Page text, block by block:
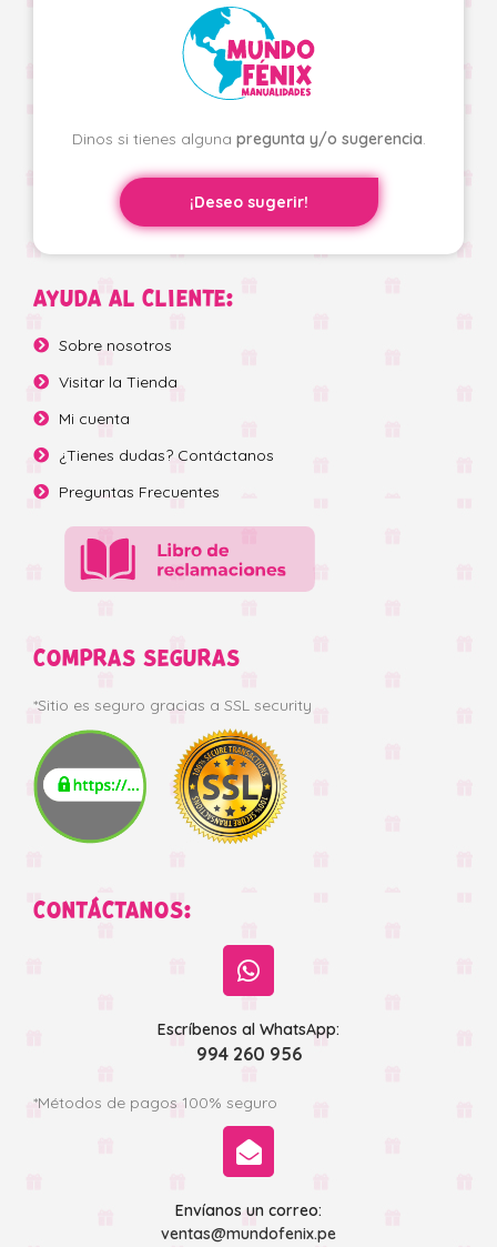
Dinos si tienes alguna pregunta y/o sugerencia.
¡Deseo sugerir!
AYUDA AL CLIENTE:
Sobre nosotros
Visitar la Tienda
Mi cuenta
¿Tienes dudas? Contáctanos
Preguntas Frecuentes
COMPRAS SEGURAS
*Sitio es seguro gracias a SSL security
CONTÁCTANOS:
Escríbenos al WhatsApp:
994 260 956
*Métodos de pagos 100% seguro
Envíanos un correo:
ventas@mundofenix.pe